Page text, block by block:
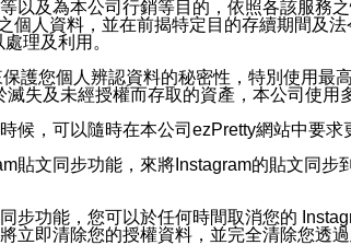
以及為本公司行銷等目的，依照各該服務
個人資料，並在前揭特定目的存續期間及
理及利用。
護您個人辨認資料的秘密性，特別使用最
失及未經授權而存取的資產，本公司使
候，可以隨時在本公司ezPretty網站中要求
貼文同步功能，來將Instagram的貼文同
步功能，您可以於任何時間取消您的
立即清除您的授權資料，並完全清除您透過